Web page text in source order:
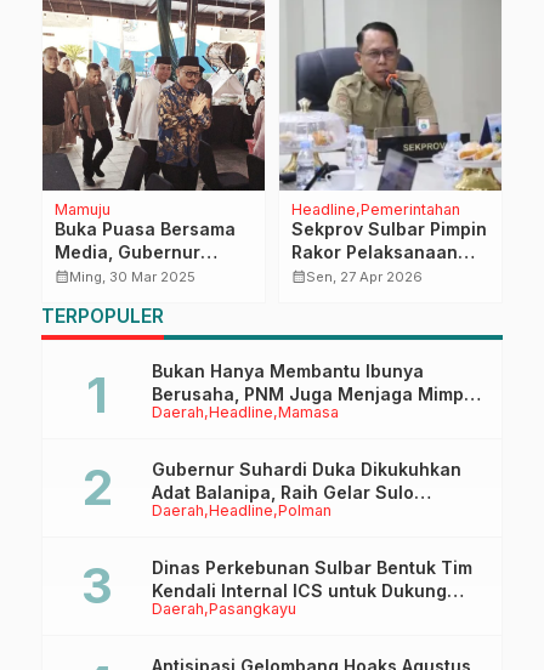
Mamuju
Buka Puasa Bersama
Media, Gubernur
Sulbar Kutuk Kasus
Tidak Boleh
Dibungkam
calendar_monthMing, 30 Mar 2025
Headline Pemerintahan
Sekprov Sulbar Pimpin
Rakor Pelaksanaan
Kegiatan Strategis
calendar_monthSen, 27 Apr 2026
TERPOPULER
Daerah Headline Mamasa
Bukan Hanya Membantu Ibunya
Berusaha, PNM Juga Menjaga Mimpi
Anaknya Untuk Menggapai Cita-Cita
Daerah Headline Polman
Gubernur Suhardi Duka Dikukuhkan
Adat Balanipa, Raih Gelar Sulo
Tappidena
Daerah Pasangkayu
Dinas Perkebunan Sulbar Bentuk Tim
Kendali Internal ICS untuk Dukung
Sertifikasi ISPO Pekebun di
Antisipasi Gelombang Hoaks Agustus,